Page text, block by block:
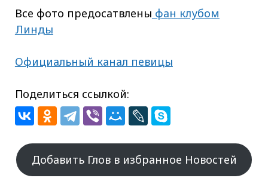
Все фото предосатвлены фан клубом
Линды
Официальный канал певицы
Поделиться ссылкой:
Добавить Глов в избранное Новостей